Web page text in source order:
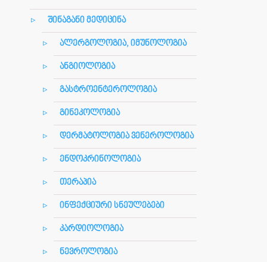
შინაგანი მედიცინა
ალერგოლოგია, იმუნოლოგია
ანგიოლოგია
გასტროენტეროლოგია
გინეკოლოგია
დერმატოლოგია ვენეროლოგია
ენდოკრინოლოგია
თერაპია
ინფექციური სნეულებები
კარდიოლოგია
ნევროლოგია